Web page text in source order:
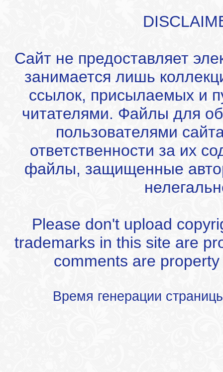
Сайт не предоставляет
занимается лишь
ссылок, присылаемых и
читателями. Файлы для
пользователями
ответственности за их
файлы, защищенные
Please don't upload
trademarks in this site are
comments are
Время генерации